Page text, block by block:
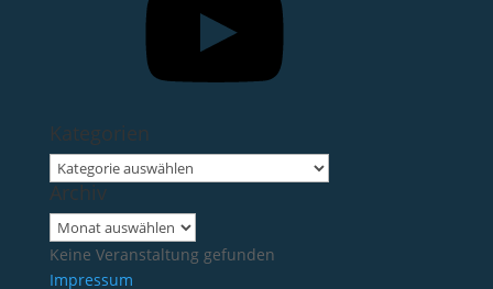
Kategorien
Kategorien
Archiv
Archiv
Keine Veranstaltung gefunden
Impressum